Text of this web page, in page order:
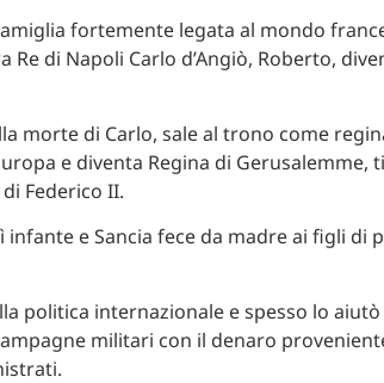
fortemente legata al mondo
Re di Napoli Carlo d’Angiò, Roberto,
morte di Carlo, sale al trono come
e diventa Regina di Gerusalemme,
Federico II.
e Sancia fece da madre ai figli di
politica internazionale e spesso lo
militari con il denaro